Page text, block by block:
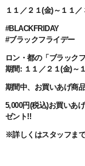
１１／２１(金)～１１／
#BLACKFRIDAY
#ブラックフライデー
ロン・都の「ブラック
期間 : １１／２１(金)～
期間中、 お買いあげ商
5,000円(税込)お買いあ
ゼント!!
※詳しくはスタッフま